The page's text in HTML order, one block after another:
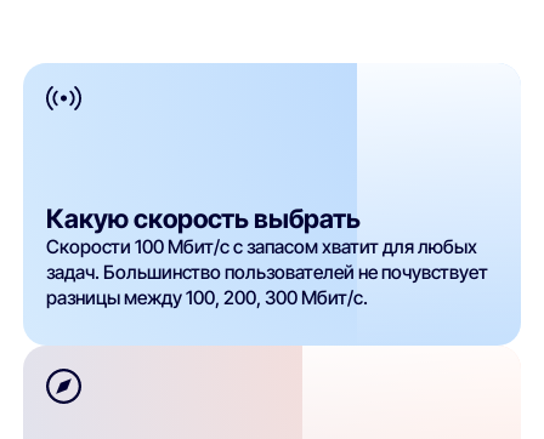
Какую скорость выбрать
Скорости 100 Мбит/с с запасом хватит для любых
задач. Большинство пользователей не почувствует
разницы между 100, 200, 300 Мбит/с.